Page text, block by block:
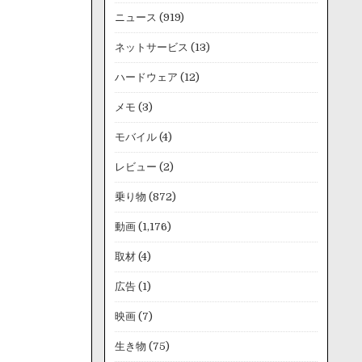
ニュース (919)
ネットサービス (13)
ハードウェア (12)
メモ (3)
モバイル(4)
レビュー (2)
乗り物 (872)
動画(1,176)
取材(4)
広告(1)
映画(7)
生き物 (75)